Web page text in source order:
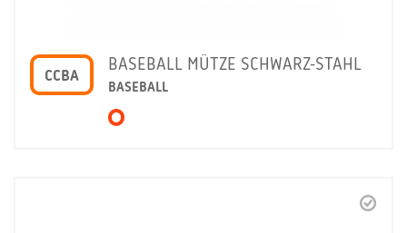
CCBA
BASEBALL MÜTZE SCHWARZ-STAHL
BASEBALL